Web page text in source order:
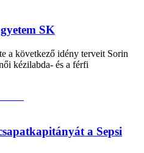
SK
a következő idény terveit Sorin
kézilabda- és a férfi
a Sepsi